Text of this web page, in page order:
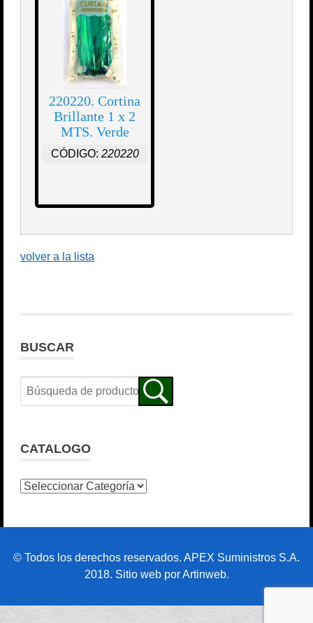
220220. Cortina
Brillante 1 x 2
MTS. Verde
CÓDIGO: 220220
volver a la lista
BUSCAR
CATALOGO
© Todos los derechos reservados. APEX Suministros S.A.
2018. Sitio web por Artinweb.